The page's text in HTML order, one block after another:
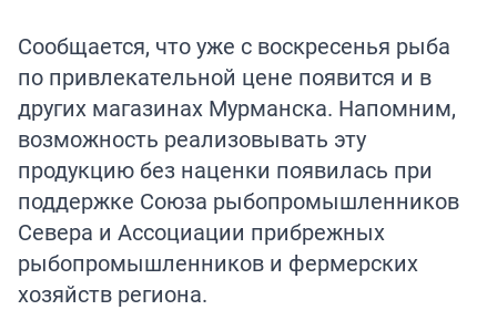
Сообщается, что уже с воскресенья рыба
по привлекательной цене появится и в
других магазинах Мурманска. Напомним,
возможность реализовывать эту
продукцию без наценки появилась при
поддержке Союза рыбопромышленников
Севера и Ассоциации прибрежных
рыбопромышленников и фермерских
хозяйств региона.